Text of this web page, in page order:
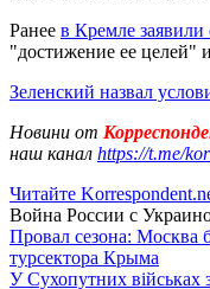
Ранее в Кремле
"достижение ее целей"
Зеленский назвал
Новини от
наш канал https://t.me/
Читайте
Война России с
Провал сезона: Москва
турсектора Крыма
У Сухопутних військах